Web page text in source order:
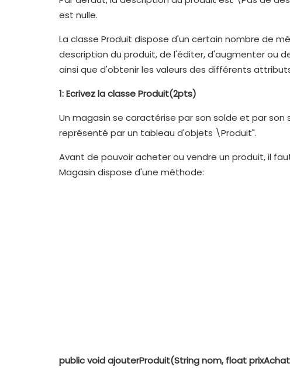
est nulle.
La classe Produit dispose d'un certain nombre de
description du produit, de l'éditer, d'augmenter ou
ainsi que d'obtenir les valeurs des différents
1: Ecrivez la classe Produit(2pts)
Un magasin se caractérise par son solde et par
représenté par un tableau d'objets \Produit".
Avant de pouvoir acheter ou vendre un produit, il
Magasin dispose d'une méthode:
public void ajouterProduit(String nom, float